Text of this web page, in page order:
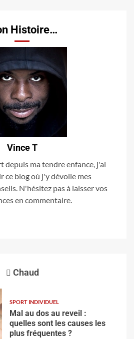
Histoire…
Vince T
depuis ma tendre enfance, j'ai
ce blog où j'y dévoile mes
N'hésitez pas à laisser vos
en commentaire.
Chaud
SPORT INDIVIDUEL
Mal au dos au reveil :
quelles sont les causes les
plus fréquentes ?